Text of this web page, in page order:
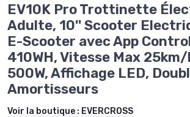
EV10K Pro Trottinette
Adulte, 10'' Scooter
E-Scooter avec App
410WH, Vitesse Max
500W, Affichage LED,
Amortisseurs
Voir la boutique : EVERCROSS